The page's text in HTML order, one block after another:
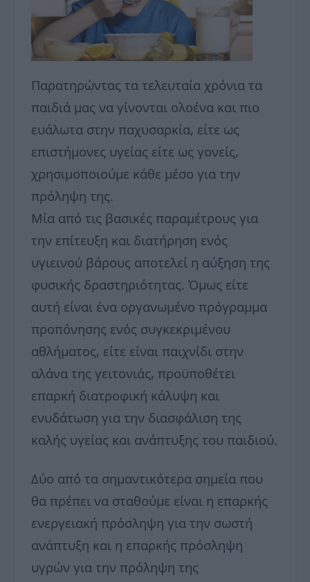
Παρατηρώντας τα τελευταία χρόνια τα
παιδιά μας να γίνονται ολοένα και πιο
ευάλωτα στην παχυσαρκία, είτε ως
επιστήμονες υγείας είτε ως γονείς,
χρησιμοποιούμε κάθε μέσο για την
πρόληψη της.
Μία από τις βασικές παραμέτρους για
την επίτευξη και διατήρηση ενός
υγιεινού βάρους αποτελεί η αύξηση της
φυσικής δραστηριότητας. Όμως είτε
αυτή είναι ένα οργανωμένο πρόγραμμα
προπόνησης ενός συγκεκριμένου
αθλήματος, είτε είναι παιχνίδι στην
αλάνα της γειτονιάς, προϋποθέτει
επαρκή διατροφική κάλυψη και
ενυδάτωση για την διασφάλιση της
καλής υγείας και ανάπτυξης του παιδιού.
Δύο από τα σημαντικότερα σημεία που
θα πρέπει να σταθούμε είναι η επαρκής
ενεργειακή πρόσληψη για την σωστή
ανάπτυξη και η επαρκής πρόσληψη
υγρών για την πρόληψη της